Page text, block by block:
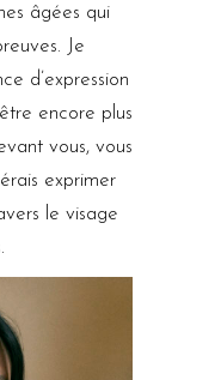
âgées qui
Je
d’expression
encore plus
vous, vous
exprimer
le visage